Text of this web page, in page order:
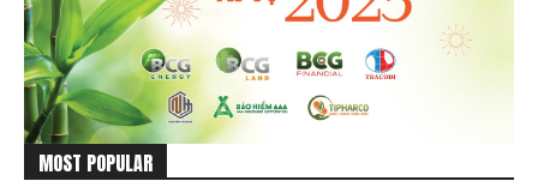
MOST POPULAR